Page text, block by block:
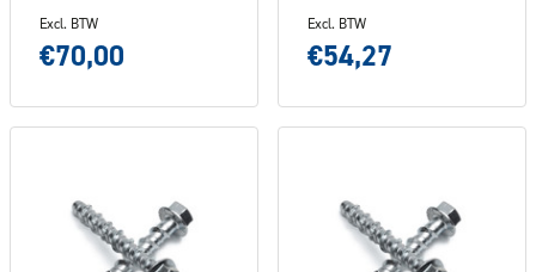
Excl. BTW
€70,00
Excl. BTW
€54,27